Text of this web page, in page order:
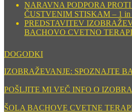
NARAVNA PODPORA
ČUSTVENIM STISKAM – 1 in
PREDSTAVITEV
BACHOVO CVETNO
DOGODKI
IZOBRAŽEVANJE: SPOZNAJTE
POŠLJITE MI VEČ INFO O
ŠOLA BACHOVE CVETNE